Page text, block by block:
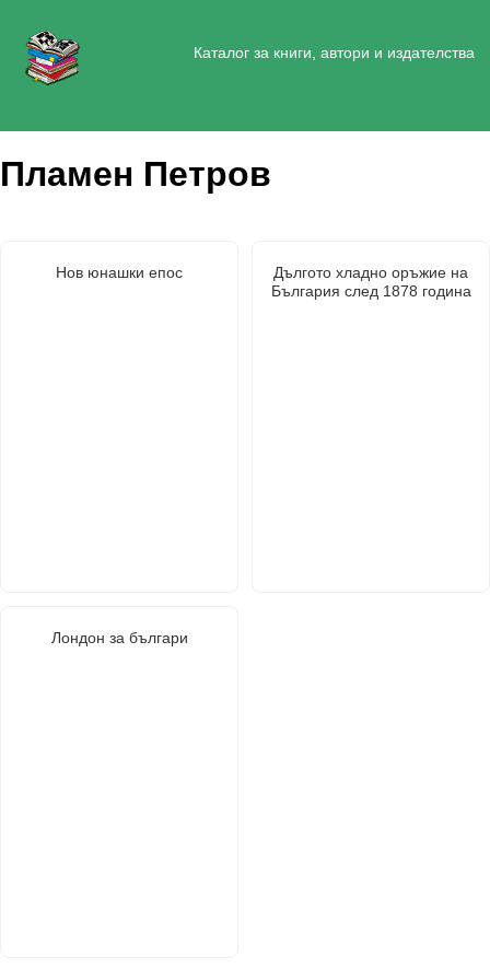
Каталог за книги, автори и издателства
Пламен Петров
Нов юнашки епос
Дългото хладно оръжие на
България след 1878 година
Лондон за българи